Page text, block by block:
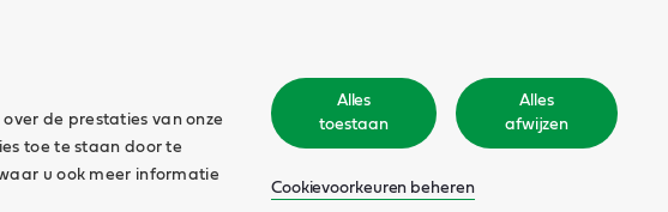
de prestaties van onze
toe te staan door te
u ook meer informatie
Alles
toestaan
Alles
afwijzen
Cookievoorkeuren beheren